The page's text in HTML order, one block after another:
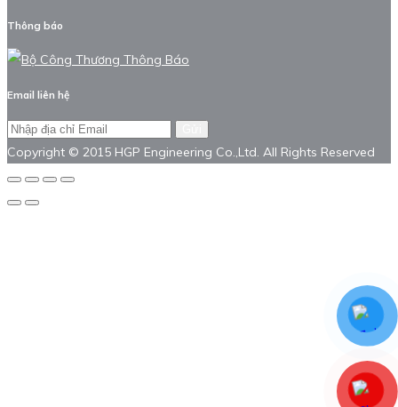
Thông báo
Email liên hệ
Copyright © 2015 HGP Engineering Co.,Ltd. All Rights Reserved